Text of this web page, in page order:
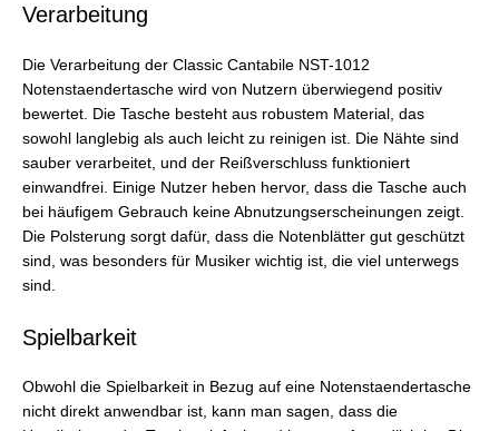
Verarbeitung
Die Verarbeitung der Classic Cantabile NST-1012
Notenstaendertasche wird von Nutzern überwiegend positiv
bewertet. Die Tasche besteht aus robustem Material, das
sowohl langlebig als auch leicht zu reinigen ist. Die Nähte sind
sauber verarbeitet, und der Reißverschluss funktioniert
einwandfrei. Einige Nutzer heben hervor, dass die Tasche auch
bei häufigem Gebrauch keine Abnutzungserscheinungen zeigt.
Die Polsterung sorgt dafür, dass die Notenblätter gut geschützt
sind, was besonders für Musiker wichtig ist, die viel unterwegs
sind.
Spielbarkeit
Obwohl die Spielbarkeit in Bezug auf eine Notenstaendertasche
nicht direkt anwendbar ist, kann man sagen, dass die